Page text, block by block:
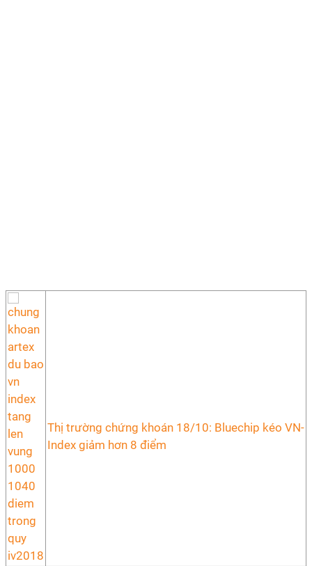
Thị trường chứng khoán 18/10: Bluechip kéo VN-
Index giảm hơn 8 điểm